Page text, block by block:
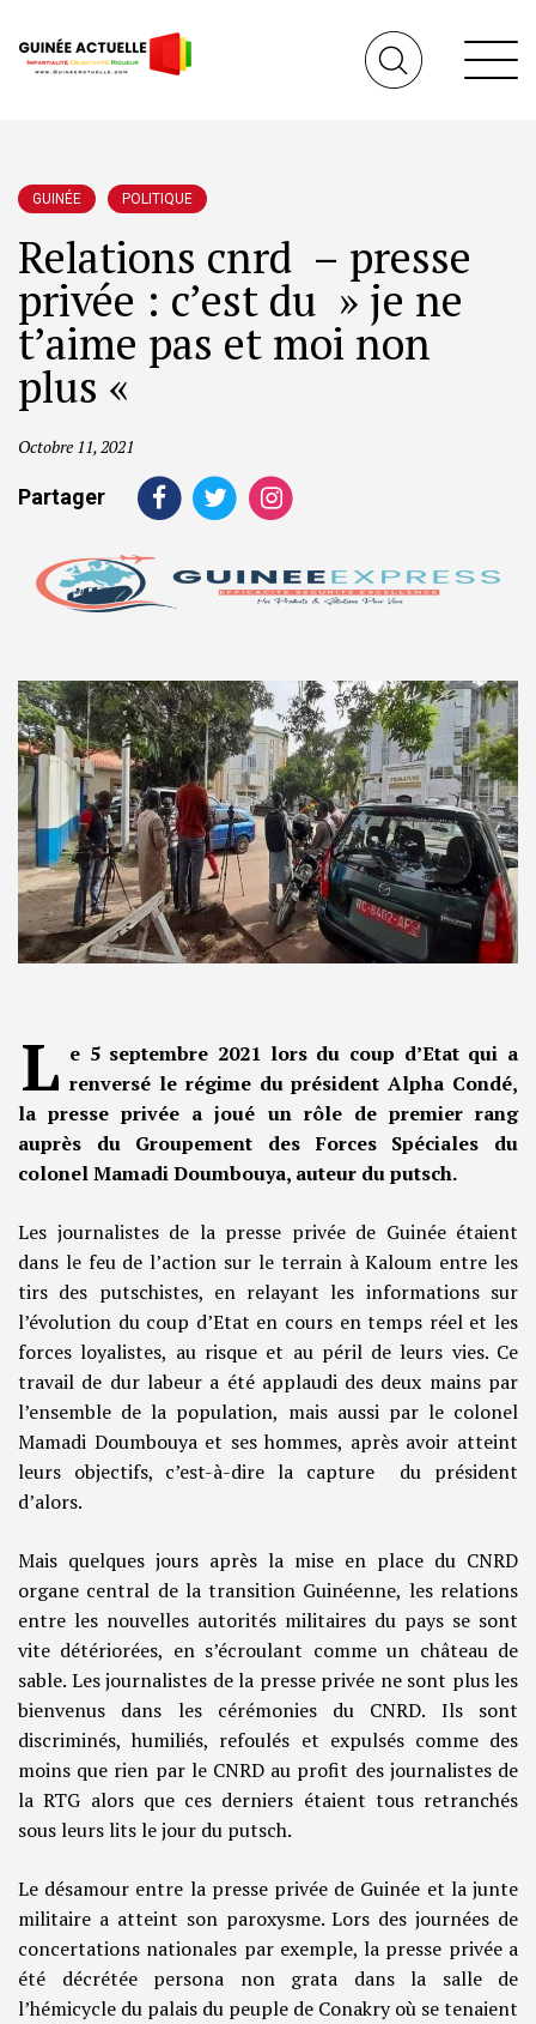
GUINÉE POLITIQUE
Relations cnrd – presse
privée : c’est du » je ne
t’aime pas et moi non
plus «
Octobre 11, 2021
Partager
L e 5 septembre 2021 lors du coup d’Etat qui a
renversé le régime du président Alpha Condé,
la presse privée a joué un rôle de premier rang
auprès du Groupement des Forces Spéciales du
colonel Mamadi Doumbouya, auteur du putsch.
Les journalistes de la presse privée de Guinée étaient
dans le feu de l’action sur le terrain à Kaloum entre les
tirs des putschistes, en relayant les informations sur
l’évolution du coup d’Etat en cours en temps réel et les
forces loyalistes, au risque et au péril de leurs vies. Ce
travail de dur labeur a été applaudi des deux mains par
l’ensemble de la population, mais aussi par le colonel
Mamadi Doumbouya et ses hommes, après avoir atteint
leurs objectifs, c’est-à-dire la capture du président
d’alors.
Mais quelques jours après la mise en place du CNRD
organe central de la transition Guinéenne, les relations
entre les nouvelles autorités militaires du pays se sont
vite détériorées, en s’écroulant comme un château de
sable. Les journalistes de la presse privée ne sont plus les
bienvenus dans les cérémonies du CNRD. Ils sont
discriminés, humiliés, refoulés et expulsés comme des
moins que rien par le CNRD au profit des journalistes de
la RTG alors que ces derniers étaient tous retranchés
sous leurs lits le jour du putsch.
Le désamour entre la presse privée de Guinée et la junte
militaire a atteint son paroxysme. Lors des journées de
concertations nationales par exemple, la presse privée a
été décrétée persona non grata dans la salle de
l’hémicycle du palais du peuple de Conakry où se tenaient